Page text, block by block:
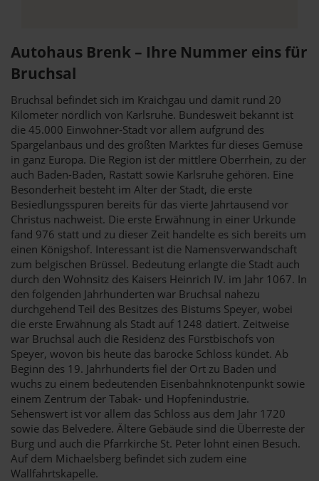
Autohaus Brenk – Ihre Nummer eins für
Bruchsal
Bruchsal befindet sich im Kraichgau und damit rund 20
Kilometer nördlich von Karlsruhe. Bundesweit bekannt ist
die 45.000 Einwohner-Stadt vor allem aufgrund des
Spargelanbaus und des größten Marktes für dieses Gemüse
in ganz Europa. Die Region ist der mittlere Oberrhein, zu der
auch Baden-Baden, Rastatt sowie Karlsruhe gehören. Eine
Besonderheit besteht im Alter der Stadt, die erste
Besiedlungsspuren bereits für das vierte Jahrtausend vor
Christus nachweist. Die erste Erwähnung in einer Urkunde
fand 976 statt und zu dieser Zeit handelte es sich bereits um
einen Königshof. Interessant ist die Namensverwandschaft
zum belgischen Brüssel. Bedeutung erlangte die Stadt auch
durch den Wohnsitz des Kaisers Heinrich IV. im Jahr 1067. In
den folgenden Jahrhunderten war Bruchsal nahezu
durchgehend Teil des Besitzes des Bistums Speyer, wobei
die erste Erwähnung als Stadt auf 1248 datiert. Zeitweise
war Bruchsal auch die Residenz des Fürstbischofs von
Speyer, wovon bis heute das barocke Schloss kündet. Ab
Beginn des 19. Jahrhunderts fiel der Ort zu Baden und
wuchs zu einem bedeutenden Eisenbahnknotenpunkt sowie
einem Zentrum der Tabak- und Hopfenindustrie.
Sehenswert ist vor allem das Schloss aus dem Jahr 1720
sowie das Belvedere. Ältere Gebäude sind die Überreste der
Burg und auch die Pfarrkirche St. Peter lohnt einen Besuch.
Auf dem Michaelsberg befindet sich zudem eine
Wallfahrtskapelle.